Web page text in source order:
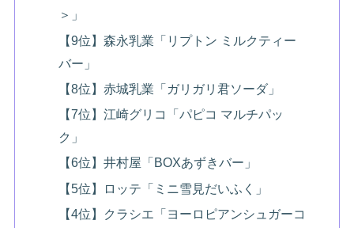
＞」
【9位】森永乳業「リプトン ミルクティー
バー」
【8位】赤城乳業「ガリガリ君ソーダ」
【7位】江崎グリコ「パピコ マルチパッ
ク」
【6位】井村屋「BOXあずきバー」
【5位】ロッテ「ミニ雪見だいふく」
【4位】クラシエ「ヨーロピアンシュガーコ